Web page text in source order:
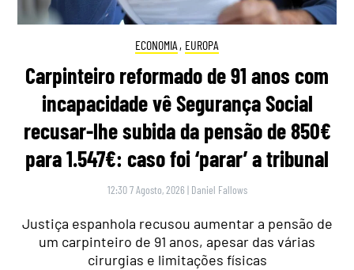
ECONOMIA , EUROPA
Carpinteiro reformado de 91 anos com
incapacidade vê Segurança Social
recusar-lhe subida da pensão de 850€
para 1.547€: caso foi ‘parar’ a tribunal
12:30 7 Agosto, 2026 | Daniel Fallows
Justiça espanhola recusou aumentar a pensão de
um carpinteiro de 91 anos, apesar das várias
cirurgias e limitações físicas